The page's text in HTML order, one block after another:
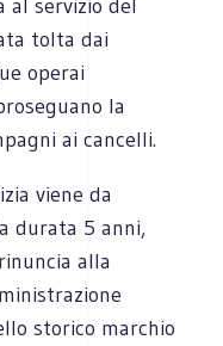
al servizio del
tolta dai
operai
la
ai cancelli.
viene da
durata 5 anni,
alla
storico marchio